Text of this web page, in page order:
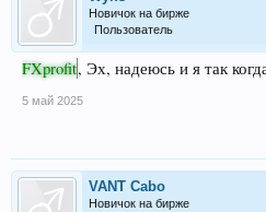
Новичок на бирже
Пользователь
FXprofit, Эх, надеюсь и я так
5 май 2025
VANT Cabo
Новичок на бирже